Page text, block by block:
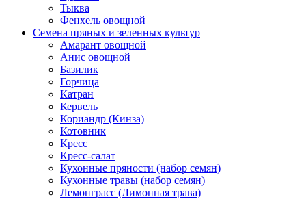
Тыква
Фенхель овощной
Семена пряных и зеленных культур
Амарант овощной
Анис овощной
Базилик
Горчица
Катран
Кервель
Кориандр (Кинза)
Котовник
Кресс
Кресс-салат
Кухонные пряности (набор семян)
Кухонные травы (набор семян)
Лемонграсс (Лимонная трава)